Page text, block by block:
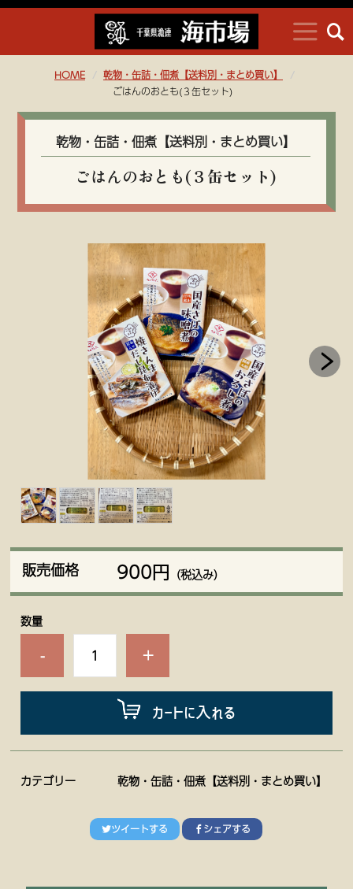
HOME
乾物・缶詰・佃煮【送料別・まとめ買い】
ごはんのおとも(３缶セット)
乾物・缶詰・佃煮【送料別・まとめ買い】
ごはんのおとも(３缶セット)
販売価格 900円 （税込み）
数量
- +
カートに入れる
カテゴリー 乾物・缶詰・佃煮【送料別・まとめ買い】
ツイートする シェアする